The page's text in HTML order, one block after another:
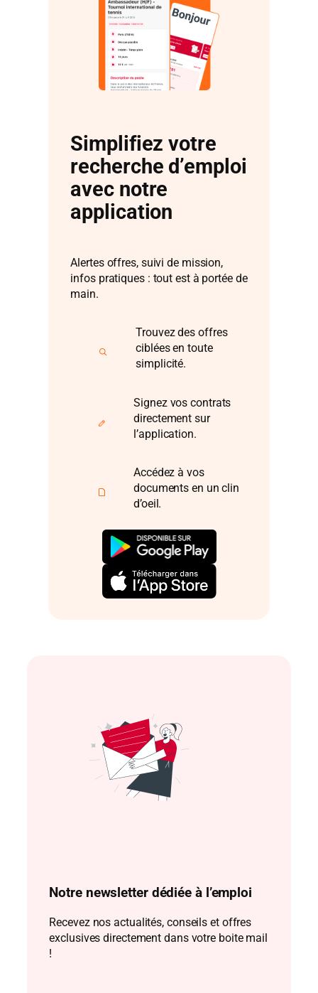
aux débutants comme aux profils
qualifiés, avec des besoins constants en
main-d’œuvre.
Simplifiez votre
recherche d’emploi
avec notre
application
Alertes offres, suivi de mission,
infos pratiques : tout est à portée de
main.
Trouvez des offres
ciblées en toute
simplicité.
Signez vos contrats
directement sur
l’application.
Accédez à vos
documents en un clin
d’oeil.
Notre newsletter dédiée à l’emploi
Recevez nos actualités, conseils et offres
exclusives directement dans votre boite mail
!